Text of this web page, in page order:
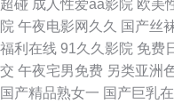
看 伊人久韩 日本清高福利91
动漫 视频91 日韩成人黄色网
超碰 成人性爱aa影院 欧美
院 午夜电影网久久 国产丝
福利在线 91久久影院 免费
交 午夜宅男免费 另类亚洲
国产精品熟女一 国产巨乳